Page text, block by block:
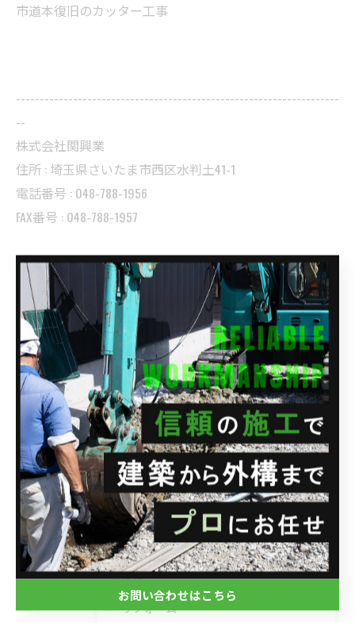
市道本復旧のカッター工事
--------------------------------------------------------------------
--
株式会社関興業
住所 : 埼玉県さいたま市西区水判土41-1
電話番号 : 048-788-1956
FAX番号 : 048-788-1957
--------------------------------------------------------------------
ブログ
< 前のページ 一覧に戻る 次のページ >
カテゴリー CATEGORIES
全てのカテゴリー
土木
外構
リフォーム
お問い合わせはこちら